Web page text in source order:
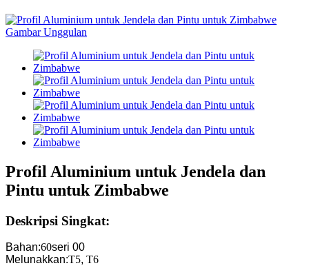
Profil Aluminium untuk Jendela dan
Pintu untuk Zimbabwe
Deskripsi Singkat:
Bahan:60seri 00
Melunakkan:T5, T6